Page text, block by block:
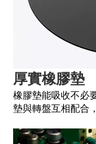
厚實橡膠墊
橡膠墊能吸收不必
墊與轉盤互相配合